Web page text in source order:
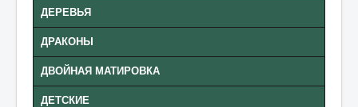
ДЕРЕВЬЯ
ДРАКОНЫ
ДВОЙНАЯ МАТИРОВКА
ДЕТСКИЕ